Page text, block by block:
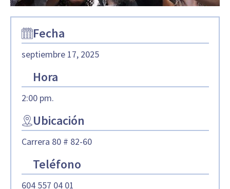
Fecha
septiembre 17, 2025
Hora
2:00 pm.
Ubicación
Carrera 80 # 82-60
Teléfono
604 557 04 01